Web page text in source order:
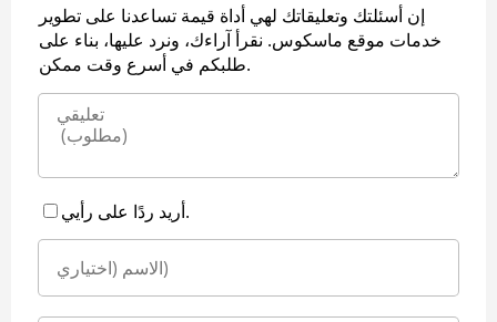
إن أسئلتك وتعليقاتك لهي أداة قيمة تساعدنا على تطوير
خدمات موقع ماسكوس. نقرأ آراءك، ونرد عليها، بناء على
طلبكم في أسرع وقت ممكن.
أريد ردًا على رأيي.